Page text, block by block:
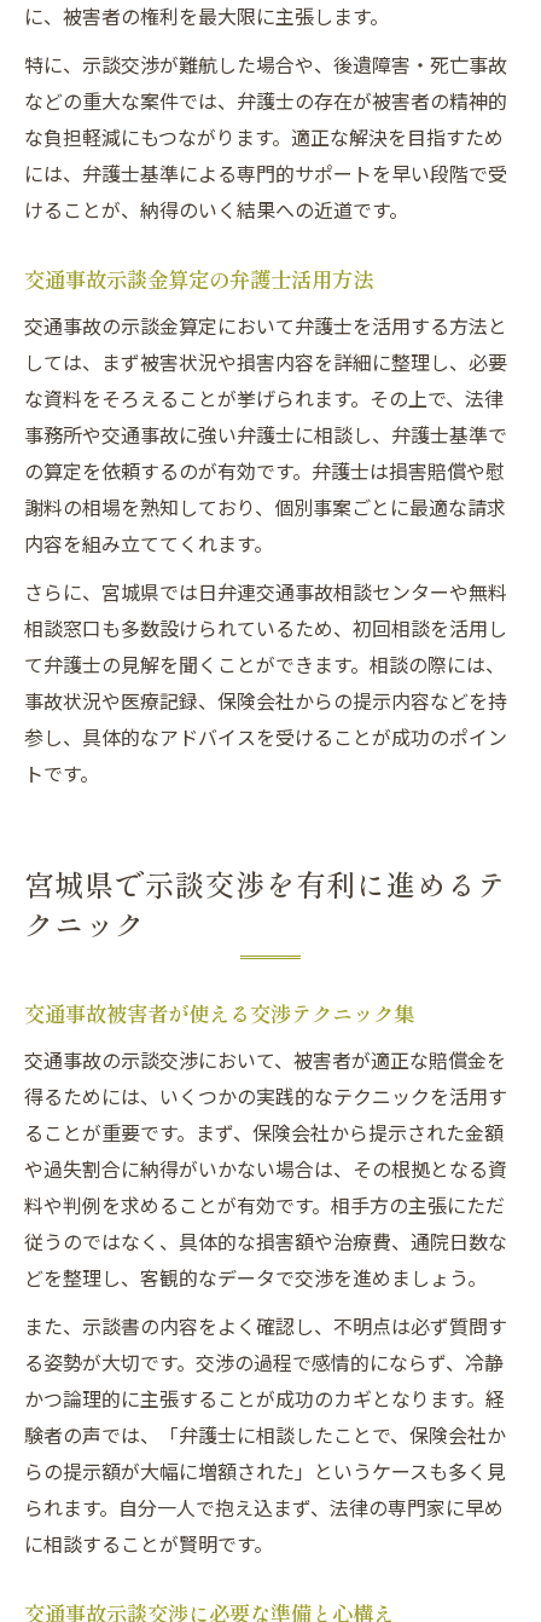
に、被害者の権利を最大限に主張します。
特に、示談交渉が難航した場合や、後遺障害・死亡事故
などの重大な案件では、弁護士の存在が被害者の精神的
な負担軽減にもつながります。適正な解決を目指すため
には、弁護士基準による専門的サポートを早い段階で受
けることが、納得のいく結果への近道です。
交通事故示談金算定の弁護士活用方法
交通事故の示談金算定において弁護士を活用する方法と
しては、まず被害状況や損害内容を詳細に整理し、必要
な資料をそろえることが挙げられます。その上で、法律
事務所や交通事故に強い弁護士に相談し、弁護士基準で
の算定を依頼するのが有効です。弁護士は損害賠償や慰
謝料の相場を熟知しており、個別事案ごとに最適な請求
内容を組み立ててくれます。
さらに、宮城県では日弁連交通事故相談センターや無料
相談窓口も多数設けられているため、初回相談を活用し
て弁護士の見解を聞くことができます。相談の際には、
事故状況や医療記録、保険会社からの提示内容などを持
参し、具体的なアドバイスを受けることが成功のポイン
トです。
宮城県で示談交渉を有利に進めるテ
クニック
交通事故被害者が使える交渉テクニック集
交通事故の示談交渉において、被害者が適正な賠償金を
得るためには、いくつかの実践的なテクニックを活用す
ることが重要です。まず、保険会社から提示された金額
や過失割合に納得がいかない場合は、その根拠となる資
料や判例を求めることが有効です。相手方の主張にただ
従うのではなく、具体的な損害額や治療費、通院日数な
どを整理し、客観的なデータで交渉を進めましょう。
また、示談書の内容をよく確認し、不明点は必ず質問す
る姿勢が大切です。交渉の過程で感情的にならず、冷静
かつ論理的に主張することが成功のカギとなります。経
験者の声では、「弁護士に相談したことで、保険会社か
らの提示額が大幅に増額された」というケースも多く見
られます。自分一人で抱え込まず、法律の専門家に早め
に相談することが賢明です。
交通事故示談交渉に必要な準備と心構え